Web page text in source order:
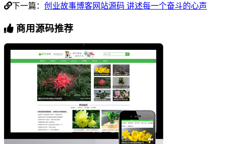
下一篇： 创业故事博客网站源码 讲述每一个奋斗的心声
商用源码推荐